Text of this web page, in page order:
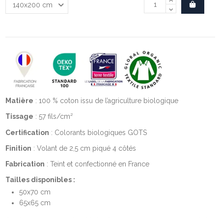
Matière : 100 % coton issu de l’agriculture biologique
Tissage : 57 fils/cm²
Certification : Colorants biologiques GOTS
Finition : Volant de 2,5 cm piqué 4 côtés
Fabrication : Teint et confectionné en France
Tailles disponibles :
50x70 cm
65x65 cm